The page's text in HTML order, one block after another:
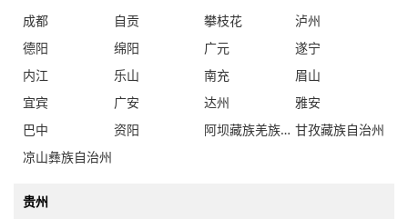
成都 自贡 攀枝花
泸州
德阳
绵阳 广元
遂宁
内江
乐山 南充
眉山
宜宾
广安 达州
雅安
巴中
资阳 阿坝藏族羌族自治州 甘孜藏族自治州
凉山彝族自治州
贵州